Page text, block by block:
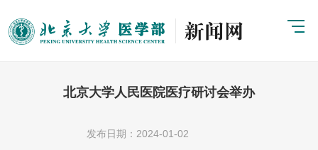
北京大学人民医院医疗研讨会举办
发布日期：2024-01-02